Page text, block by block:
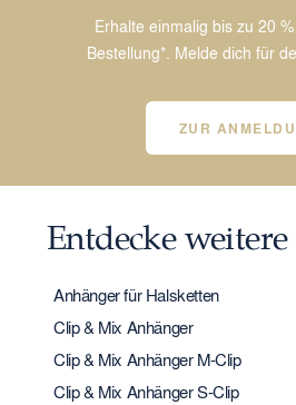
Erhalte einmalig bis zu 20
Bestellung*. Melde dich für
ZUR
Entdecke
Anhänger für Halsketten
Clip & Mix Anhänger
Clip & Mix Anhänger M-Clip
Clip & Mix Anhänger S-Clip